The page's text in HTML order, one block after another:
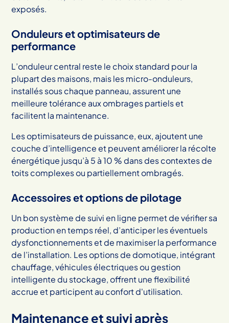
exposés.
Onduleurs et optimisateurs de
performance
L’onduleur central reste le choix standard pour la
plupart des maisons, mais les micro-onduleurs,
installés sous chaque panneau, assurent une
meilleure tolérance aux ombrages partiels et
facilitent la maintenance.
Les optimisateurs de puissance, eux, ajoutent une
couche d’intelligence et peuvent améliorer la récolte
énergétique jusqu’à 5 à 10 % dans des contextes de
toits complexes ou partiellement ombragés.
Accessoires et options de pilotage
Un bon système de suivi en ligne permet de vérifier sa
production en temps réel, d’anticiper les éventuels
dysfonctionnements et de maximiser la performance
de l’installation. Les options de domotique, intégrant
chauffage, véhicules électriques ou gestion
intelligente du stockage, offrent une flexibilité
accrue et participent au confort d'utilisation.
Maintenance et suivi après